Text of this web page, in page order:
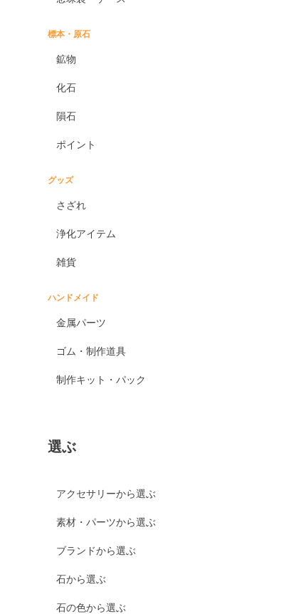
標本・原石
鉱物
化石
隕石
ポイント
グッズ
さざれ
浄化アイテム
雑貨
ハンドメイド
金属パーツ
ゴム・制作道具
制作キット・パック
選ぶ
アクセサリーから選ぶ
素材・パーツから選ぶ
ブランドから選ぶ
石から選ぶ
石の色から選ぶ